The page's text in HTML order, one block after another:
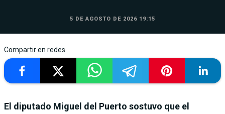
5 DE AGOSTO DE 2026 19:15
Compartir en redes
El diputado Miguel del Puerto sostuvo que el